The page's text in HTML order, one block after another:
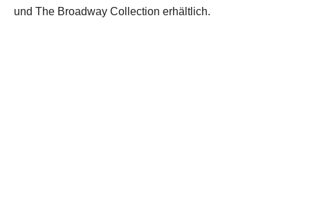
und The Broadway Collection erhältlich.